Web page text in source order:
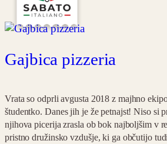
Gajbica pizzeria
Vrata so odprli avgusta 2018 z majhno
študentko. Danes jih je že petnajst! Niso si
njihova picerija zrasla ob bok najboljšim v
pristno družinsko vzdušje, ki ga občutijo